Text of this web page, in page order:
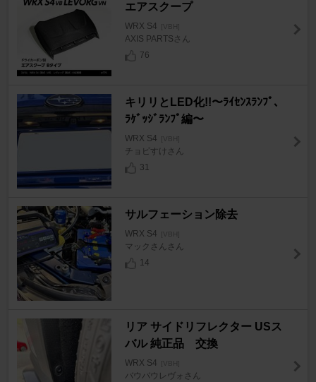
エアスクープ
WRX S4 [VBH]
AXIS PARTSさん
76
キリリとLED化!!〜ﾗｲｾﾝｽﾗﾝﾌﾟ、
ﾗｹﾞｯｼﾞﾗﾝﾌﾟ編〜
WRX S4 [VBH]
チョビすけさん
31
サルフェーション除去
WRX S4 [VBH]
マックさんさん
14
リア サイドリフレクター USス
バル 純正品 交換
WRX S4 [VBH]
バウバウレヴォさん